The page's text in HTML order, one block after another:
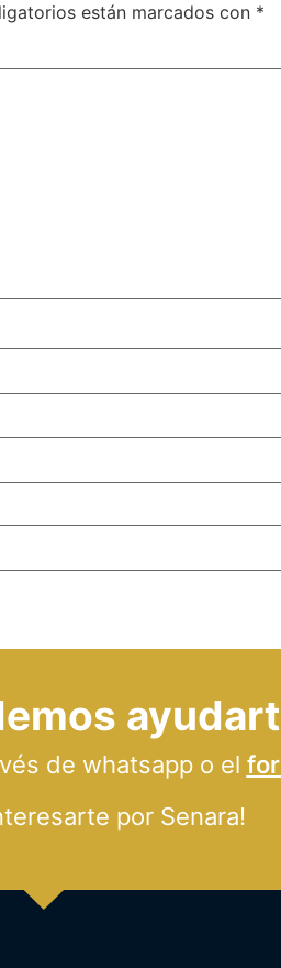
están marcados con *
de whatsapp o el
por Senara!